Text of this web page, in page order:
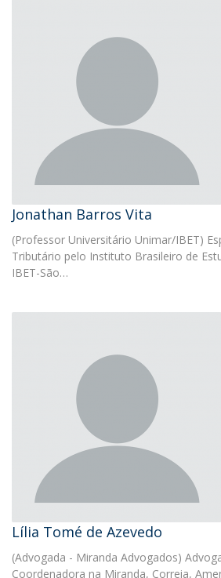
Jonathan Barros Vita
(Professor Universitário Unimar/IBET)
Tributário pelo Instituto Brasileiro de
IBET-São…
Lília Tomé de Azevedo
(Advogada - Miranda Advogados)
Coordenadora na Miranda, Correia,